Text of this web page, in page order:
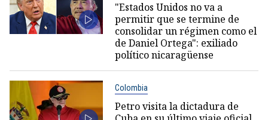
"Estados Unidos no va a
permitir que se termine de
consolidar un régimen como el
de Daniel Ortega": exiliado
político nicaragüense
Colombia
Petro visita la dictadura de